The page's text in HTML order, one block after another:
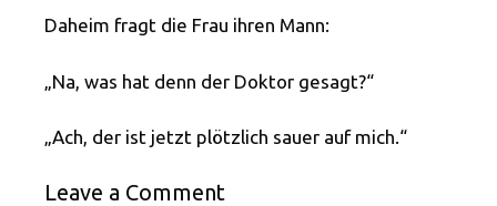
Daheim fragt die Frau ihren Mann:
„Na, was hat denn der Doktor gesagt?“
„Ach, der ist jetzt plötzlich sauer auf mich.“
Leave a Comment